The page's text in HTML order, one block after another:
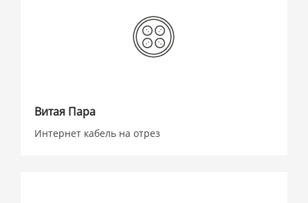
Витая Пара
Интернет кабель на отрез